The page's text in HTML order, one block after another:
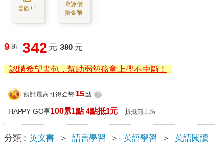
喜歡+1
寫評價
賺金幣
9 折 342 元 380 元
認購希望書包，幫助弱勢孩童上學不中斷！
預計最高可得金幣 15點 ?
HAPPY GO享100累1點 4點抵1元 折抵無上限
分類： 英文書 ＞ 語言學習 ＞ 英語學習 ＞ 英語閱讀